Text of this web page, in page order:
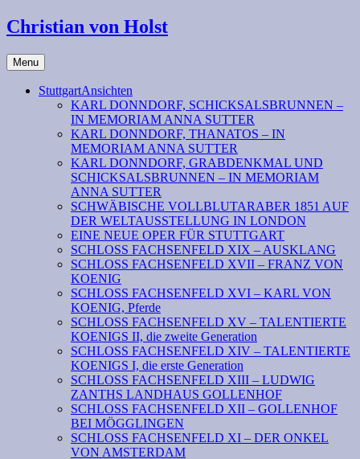
Christian von Holst
Menu
StuttgartAnsichten
KARL DONNDORF, SCHICKSALSBRUNNEN –
IN MEMORIAM ANNA SUTTER
KARL DONNDORF, THANATOS – IN
MEMORIAM ANNA SUTTER
KARL DONNDORF, GRABDENKMAL UND
SCHICKSALSBRUNNEN – IN MEMORIAM
ANNA SUTTER
SCHWÄBISCHE VOLLBLUTARABER 1851 AUF
DER WELTAUSSTELLUNG IN LONDON
EINE NEUE OPER FÜR STUTTGART
SCHLOSS FACHSENFELD XIX – AUSKLANG
SCHLOSS FACHSENFELD XVII – FRANZ VON
KOENIG
SCHLOSS FACHSENFELD XVI – KARL VON
KOENIG, Pferde
SCHLOSS FACHSENFELD XV – TALENTIERTE
KOENIGS II, die zweite Generation
SCHLOSS FACHSENFELD XIV – TALENTIERTE
KOENIGS I, die erste Generation
SCHLOSS FACHSENFELD XIII – LUDWIG
ZANTHS LANDHAUS GOLLENHOF
SCHLOSS FACHSENFELD XII – GOLLENHOF
BEI MÖGGLINGEN
SCHLOSS FACHSENFELD XI – DER ONKEL
VON AMSTERDAM